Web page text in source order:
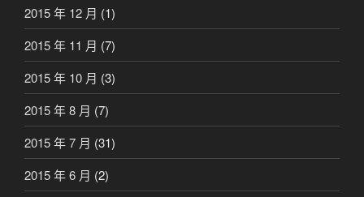
2015 年 12 月 (1)
2015 年 11 月 (7)
2015 年 10 月 (3)
2015 年 8 月 (7)
2015 年 7 月 (31)
2015 年 6 月 (2)